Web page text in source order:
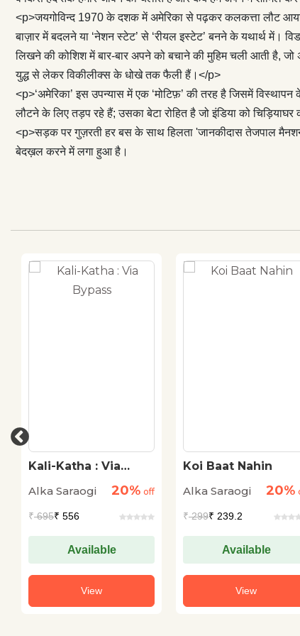
'सिस्टम’
</p>
वहाँ कुछ
है जो
'जानकीदास
राजनीति,
<p>जयगोविन्द 1970 के दशक में अमेरिका से पढ़कर कलकत्ता लौट
बाज़ार में बदलने या ‘नेशन स्टेट’ से ‘रीयल इस्टेट’ बनने के यथार्थ में।
लिखने की कोशिश में बार-बार अपने को बचाने की मुहिम चली आती है,
युद्ध से लेकर विकीलीक्स के धोखे तक फैली हैं।</p>
<p>‘अमेरिका’ इस उपन्यास में एक ‘मोटिफ़’ की तरह है जिसमें
लौटने के लिए तड़प रहे हैं; उसका बेटा रोहित है जो इंडिया को
<p>सड़क पर गुज़रती हर बस के साथ हिलता 'जानकीदास तेजपाल
बेदख़ल करने में लगा हुआ है।
Kali-Katha : Via
Alka Saraogi
20% off
₹695₹ 556
Available
View
Koi Baat Nahin
Alka Saraogi
20%
₹299₹ 239.2
Available
View